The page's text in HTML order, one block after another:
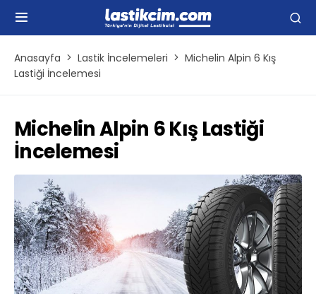
Anasayfa Lastik İncelemeleri
Michelin Alpin 6 Kış
Lastiği İncelemesi
Michelin Alpin 6 Kış Lastiği
İncelemesi